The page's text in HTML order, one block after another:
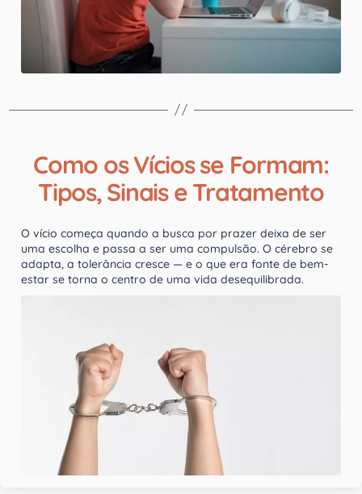
Como os Vícios se Formam:
Tipos, Sinais e Tratamento
O vício começa quando a busca por prazer deixa de ser
uma escolha e passa a ser uma compulsão. O cérebro se
adapta, a tolerância cresce — e o que era fonte de bem-
estar se torna o centro de uma vida desequilibrada.